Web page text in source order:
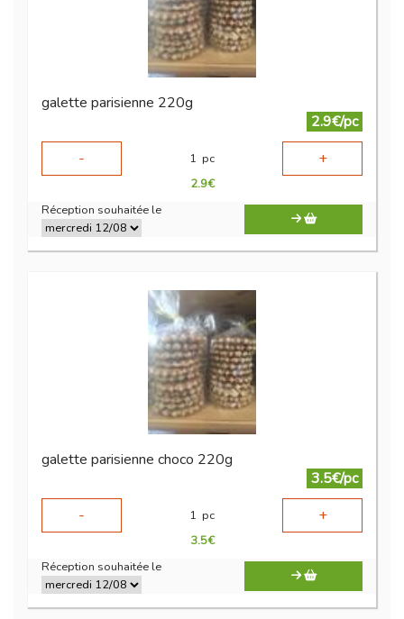
galette parisienne 220g
2.9€/pc
-
1 pc +
2.9€
Réception souhaitée le
galette parisienne choco 220g
3.5€/pc
-
1 pc +
3.5€
Réception souhaitée le